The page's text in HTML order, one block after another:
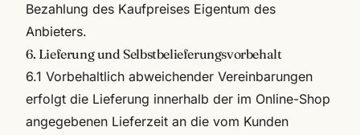
Bezahlung des Kaufpreises Eigentum des
Anbieters.
6. Lieferung und Selbstbelieferungsvorbehalt
6.1 Vorbehaltlich abweichender Vereinbarungen
erfolgt die Lieferung innerhalb der im Online-Shop
angegebenen Lieferzeit an die vom Kunden